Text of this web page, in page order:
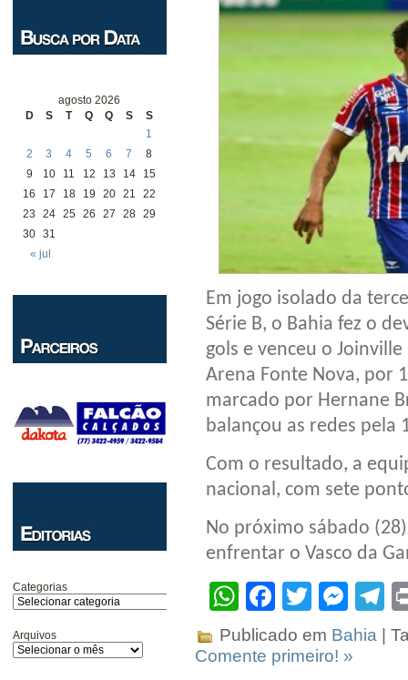
agosto 2026
D
S T Q Q S S
« jul
1
2
3 4 5 6 7
8
9
10 11 12 13 14
15
16
17 18 19 20 21
22
23
24 25 26 27 28 29
30 31
Categorias
Arquivos
Em jogo isolado da
Série B, o Bahia fez o
gols e venceu o
Arena Fonte Nova, por
marcado por Hernane
balançou as redes pela
Com o resultado, a
nacional, com sete
No próximo sábado
enfrentar o Vasco da
WhatsApp
Facebook
Twitter
Publicado em Bahia |
Comente primeiro! »